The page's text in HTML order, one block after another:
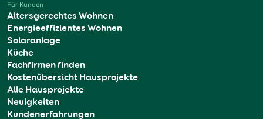
Für Kunden
Altersgerechtes Wohnen
Energieeffizientes Wohnen
Solaranlage
Küche
Fachfirmen finden
Kostenübersicht Hausprojekte
Alle Hausprojekte
Neuigkeiten
Kundenerfahrungen